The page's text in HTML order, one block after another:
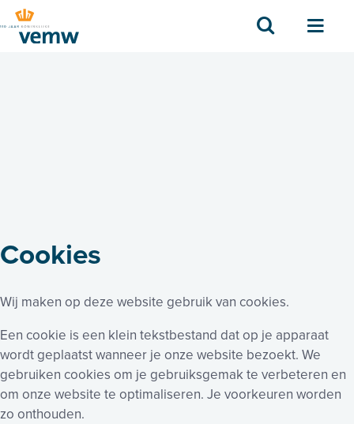
Zoek
Cookies
Wij maken op deze website gebruik van cookies.
Een cookie is een klein tekstbestand dat op je apparaat
wordt geplaatst wanneer je onze website bezoekt. We
gebruiken cookies om je gebruiksgemak te verbeteren en
om onze website te optimaliseren. Je voorkeuren worden
zo onthouden.